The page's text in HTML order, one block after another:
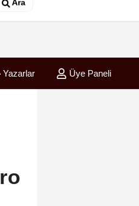
Ara
Yazarlar Üye Paneli